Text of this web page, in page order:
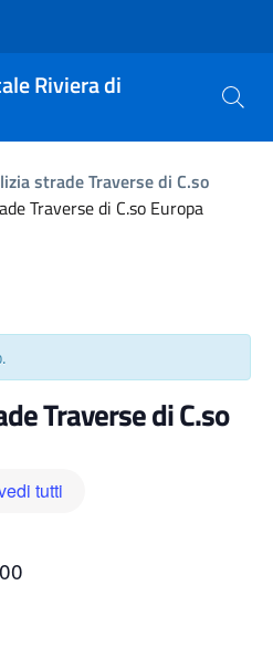
Riviera di
strade Traverse di C.so
Traverse di C.so Europa
Traverse di C.so
tutti